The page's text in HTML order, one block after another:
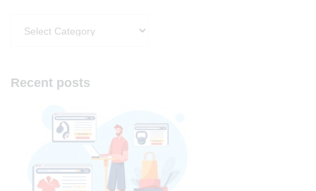
Recent posts